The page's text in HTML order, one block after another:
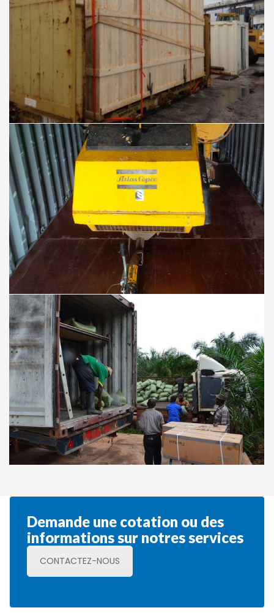
Demande une cotation ou des
informations sur notres service
CONTACTEZ-NOUS